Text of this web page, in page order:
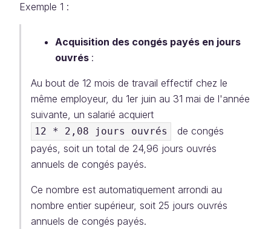
Exemple 1 :
Acquisition des congés payés en jours
ouvrés :
Au bout de 12 mois de travail effectif chez le
même employeur, du 1er juin au 31 mai de l'année
suivante, un salarié acquiert
12 * 2,08 jours ouvrés
de congés
payés, soit un total de 24,96 jours ouvrés
annuels de congés payés.
Ce nombre est automatiquement arrondi au
nombre entier supérieur, soit 25 jours ouvrés
annuels de congés payés.